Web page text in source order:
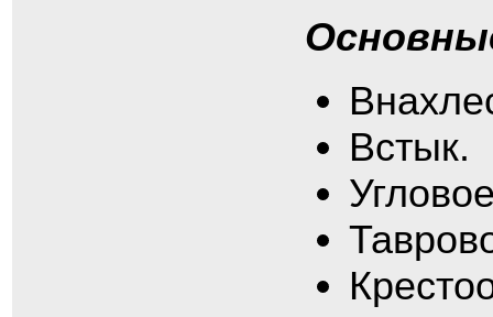
Встык.